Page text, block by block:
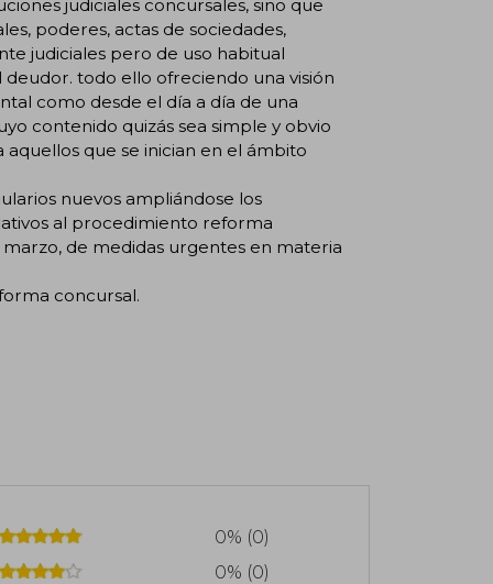
judiciales concursales, sino que
poderes, actas de sociedades,
judiciales pero de uso habitual
todo ello ofreciendo una visión
como desde el día a día de una
contenido quizás sea simple y obvio
que se inician en el ámbito
nuevos ampliándose los
al procedimiento reforma
de medidas urgentes en materia
concursal.
0% (0)
0% (0)